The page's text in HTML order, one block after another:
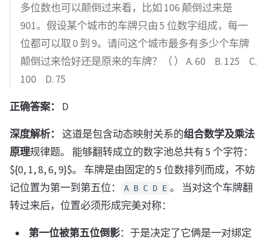
多位数也可以颠倒过来看，比如 106 颠倒过来是
901。假设某个城市的车牌只由 5 位数字组成，每一
位都可以取 0 到 9。请问这个城市最多有多少个车牌
颠倒过来恰好还是原来的车牌？（ ） A. 60 B. 125 C.
100 D. 75
正确答案： D
深度解析： 这道是包含动态映射关系的组合数学及乘法
原理规律题。 能够翻转成立的数字池总共有 5 个字符：
${0, 1, 8, 6, 9}$。 车牌是由固定的 5 位数排列而成，不妨
记位置为第一到第五位：
A B C D E 。 当对这个车牌翻
转过来后，位置必须形成完美对称：
第一位被第五位倒影：于是决定了它俩是一对绑定